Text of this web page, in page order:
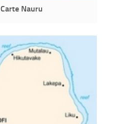
Carte Nauru